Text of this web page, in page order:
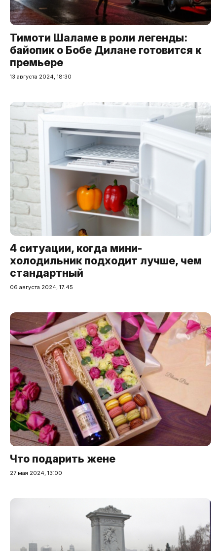
Тимоти Шаламе в роли легенды:
байопик о Бобе Дилане готовится к
премьере
13 августа 2024, 18:30
4 ситуации, когда мини-
холодильник подходит лучше, чем
стандартный
06 августа 2024, 17:45
Что подарить жене
27 мая 2024, 13:00